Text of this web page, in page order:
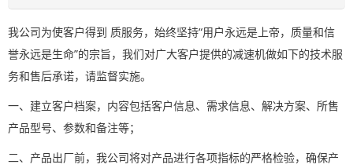
我公司为使客户得到 质服务，始终坚持“用户永远是上帝，质量和信
誉永远是生命”的宗旨，我们对广大客户提供的减速机做如下的技术服
务和售后承诺，请监督实施。
一、建立客户档案，内容包括客户信息、需求信息、解决方案、所售
产品型号、参数和备注等；
二、产品出厂前，我公司将对产品进行各项指标的严格检验，确保产